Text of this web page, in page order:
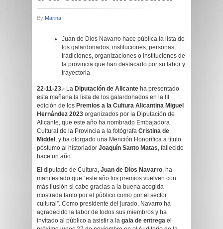
By Marina
Juan de Dios Navarro hace pública la lista de
los galardonados, instituciones, personas,
tradiciones, organizaciones o instituciones de
la provincia que han destacado por su labor y
trayectoria
22-11-23.- La Diputación de Alicante ha presentado
esta mañana la lista de los galardonados en la III
edición de los Premios a la Cultura Alicantina Miguel
Hernández 2023 organizados por la Diputación de
Alicante, que este año ha nombrado Embajadora
Cultural de la Provincia a la fotógrafa Cristina de
Middel , y ha otorgado una Mención Honorífica a título
póstumo al historiador Joaquín Santo Matas, fallecido
hace un año.
El diputado de Cultura, Juan de Dios Navarro, ha
manifestado que “este año los premios vuelven con
más ilusión si cabe gracias a la buena acogida
mostrada tanto por el público como por el sector
cultural”. Como presidente del jurado, Navarro ha
agradecido la labor de todos sus miembros y ha
invitado al público a asistir a la gala de entrega el